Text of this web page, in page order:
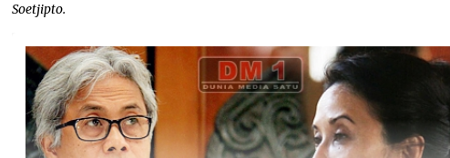
Soetjipto.